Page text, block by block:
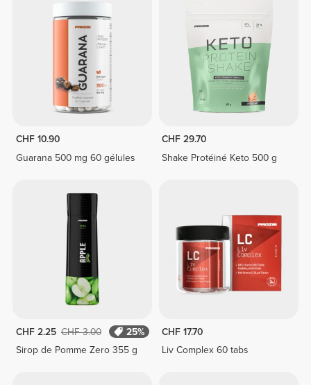
CHF 10.90
Guarana 500 mg 60 gélules
CHF 29.70
Shake Protéiné Keto 500 g
CHF 2.25 CHF 3.00
25%
Sirop de Pomme Zero 355 g
CHF 17.70
Liv Complex 60 tabs